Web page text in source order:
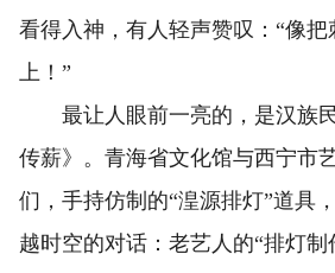
看得入神，有人轻声赞叹：“像把
上！”
最让人眼前一亮的，是汉族
传薪》。青海省文化馆与西宁市
们，手持仿制的“湟源排灯”道具
越时空的对话：老艺人的“排灯制